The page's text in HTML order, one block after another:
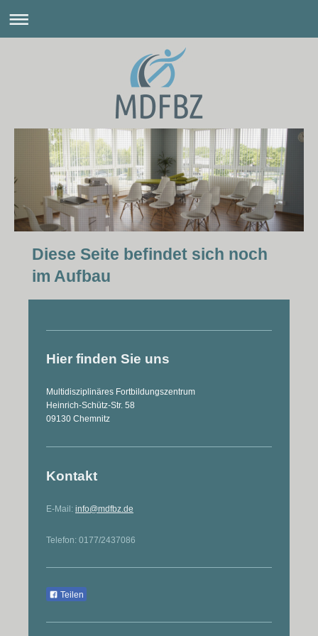
Diese Seite befindet sich noch
im Aufbau
Hier finden Sie uns
Multidisziplinäres Fortbildungszentrum
Heinrich-Schütz-Str. 58
09130 Chemnitz
Kontakt
E-Mail: info@mdfbz.de
Telefon: 0177/2437086
Teilen